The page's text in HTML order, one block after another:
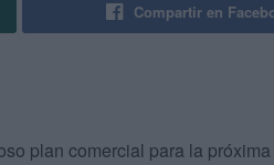
Compartir en
plan comercial para la próxima